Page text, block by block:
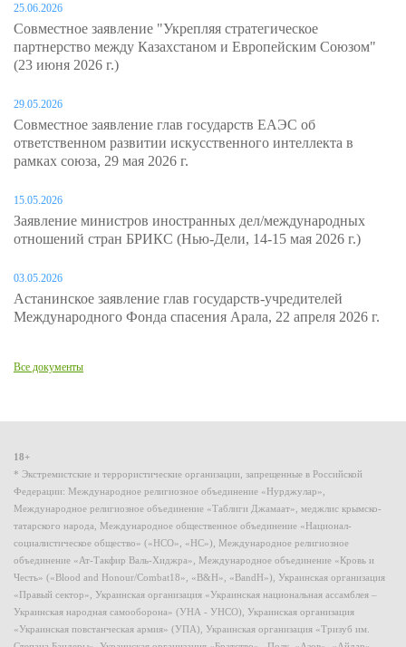
25.06.2026
Совместное заявление "Укрепляя стратегическое
партнерство между Казахстаном и Европейским Союзом"
(23 июня 2026 г.)
29.05.2026
Совместное заявление глав государств ЕАЭС об
ответственном развитии искусственного интеллекта в
рамках союза, 29 мая 2026 г.
15.05.2026
Заявление министров иностранных дел/международных
отношений стран БРИКС (Нью-Дели, 14-15 мая 2026 г.)
03.05.2026
Астанинское заявление глав государств-учредителей
Международного Фонда спасения Арала, 22 апреля 2026 г.
Все документы
18+
* Экстремистские и террористические организации, запрещенные в Российской
Федерации: Международное религиозное объединение «Нурджулар»,
Международное религиозное объединение «Таблиги Джамаат», меджлис крымско-
татарского народа, Международное общественное объединение «Национал-
социалистическое общество» («НСО», «НС»), Международное религиозное
объединение «Ат-Такфир Валь-Хиджра», Международное объединение «Кровь и
Честь» («Blood and Honour/Combat18», «B&H», «BandH»), Украинская организация
«Правый сектор», Украинская организация «Украинская национальная ассамблея –
Украинская народная самооборона» (УНА - УНСО), Украинская организация
«Украинская повстанческая армия» (УПА), Украинская организация «Тризуб им.